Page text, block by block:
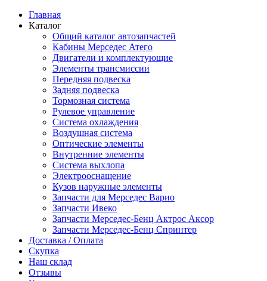
Главная
Каталог
Общий каталог автозапчастей
Кабины Мерседес Атего
Двигатели и комплектующие
Элементы трансмиссии
Передняя подвеска
Задняя подвеска
Тормозная сиcтема
Рулевое управление
Система охлаждения
Воздушная система
Оптические элементы
Внутренние элементы
Система выхлопа
Электрооснащение
Кузов наружные элементы
Запчасти для Мерседес Варио
Запчасти Ивеко
Запчасти Мерседес-Бенц Актрос Аксор
Запчасти Мерседес-Бенц Спринтер
Доставка / Оплата
Скупка
Наш склад
Отзывы